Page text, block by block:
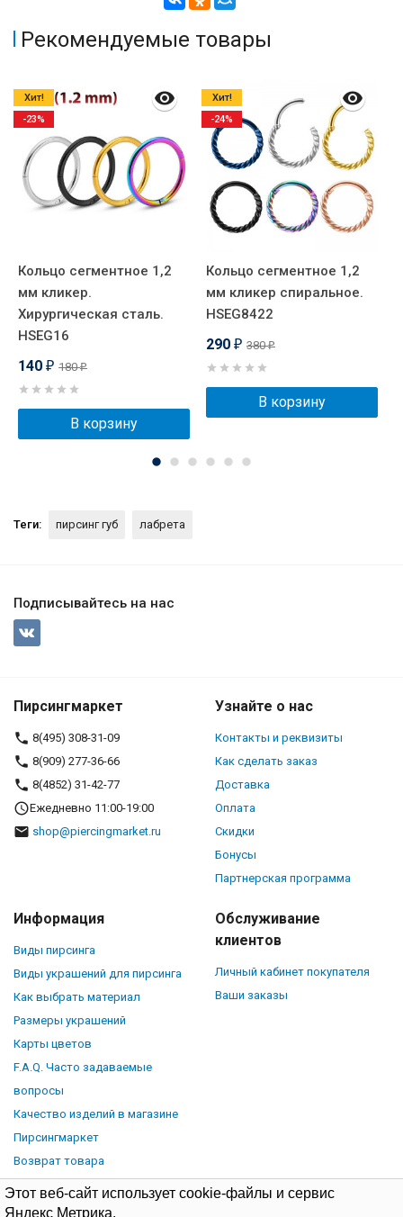
Этот веб-сайт использует cookie-файлы и сервис
Яндекс Метрика.
Рекомендуемые товары
Кольцо сегментное 1,2
мм кликер.
Хирургическая сталь.
HSEG16
140 ₽ 180₽
В корзину
Хит!
-23%
Кольцо сегментное 1,2
мм кликер спиральное.
HSEG8422
290 ₽ 380₽
В корзину
Хит!
-24%
Теги: пирсинг губ лабрета
Подписывайтесь на нас
Пирсингмаркет
8(495) 308-31-09
8(909) 277-36-66
8(4852) 31-42-77
Ежедневно 11:00-19:00
shop@piercingmarket.ru
Узнайте о нас
Контакты и реквизиты
Как сделать заказ
Доставка
Оплата
Скидки
Бонусы
Партнерская программа
Информация
Виды пирсинга
Виды украшений для пирсинга
Как выбрать материал
Размеры украшений
Карты цветов
F.A.Q. Часто задаваемые
вопросы
Качество изделий в магазине
Пирсингмаркет
Возврат товара
Обслуживание
клиентов
Личный кабинет покупателя
Ваши заказы